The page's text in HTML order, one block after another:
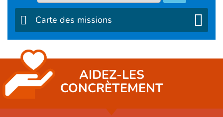
Carte des missions
AIDEZ-LES
CONCRÈTEMENT